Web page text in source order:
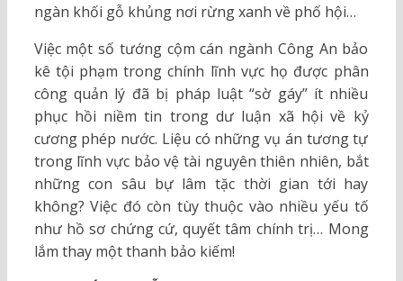
ngàn khối gỗ khủng nơi rừng xanh về phố hội…
Việc một số tướng cộm cán ngành Công An bảo
kê tội phạm trong chính lĩnh vực họ được phân
công quản lý đã bị pháp luật “sờ gáy” ít nhiều
phục hồi niềm tin trong dư luận xã hội về kỷ
cương phép nước. Liệu có những vụ án tương tự
trong lĩnh vực bảo vệ tài nguyên thiên nhiên, bắt
những con sâu bự lâm tặc thời gian tới hay
không? Việc đó còn tùy thuộc vào nhiều yếu tố
như hồ sơ chứng cứ, quyết tâm chính trị… Mong
lắm thay một thanh bảo kiếm!